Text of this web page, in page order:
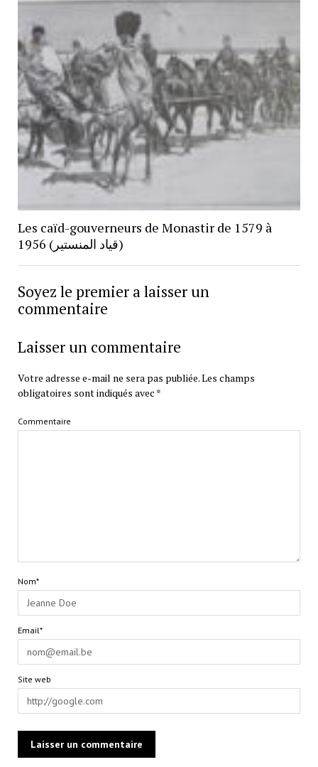
Les caïd-gouverneurs de Monastir de 1579 à
1956 (قياد المنستير)
Soyez le premier a laisser un
commentaire
Laisser un commentaire
Votre adresse e-mail ne sera pas publiée.Les champs
obligatoires sont indiqués avec *
Commentaire
Nom*
Email*
Site web